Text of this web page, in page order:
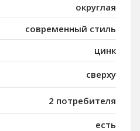
округлая
современный стиль
цинк
сверху
2 потребителя
есть